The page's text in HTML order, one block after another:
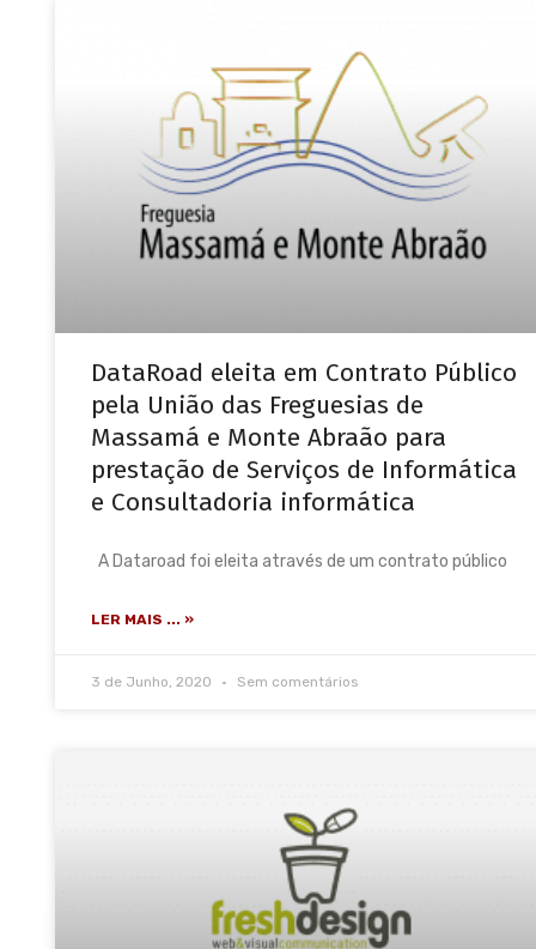
DataRoad eleita em Contrato Público
pela União das Freguesias de
Massamá e Monte Abraão para
prestação de Serviços de Informática
e Consultadoria informática
A Dataroad foi eleita através de um contrato público
LER MAIS ... »
3 de Junho, 2020 Sem comentários